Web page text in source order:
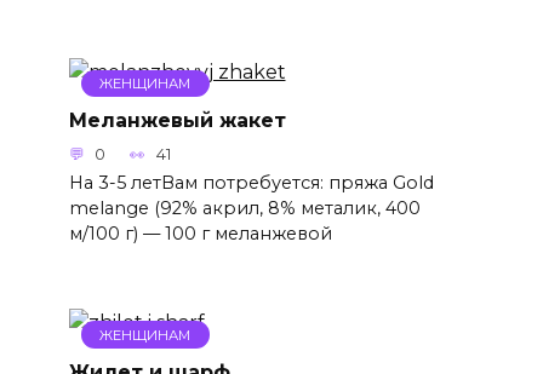
ЖЕНЩИНАМ
Меланжевый жакет
0 41
На 3-5 летВам потребуется: пряжа Gold
melange (92% акрил, 8% металик, 400
м/100 г) — 100 г меланжевой
ЖЕНЩИНАМ